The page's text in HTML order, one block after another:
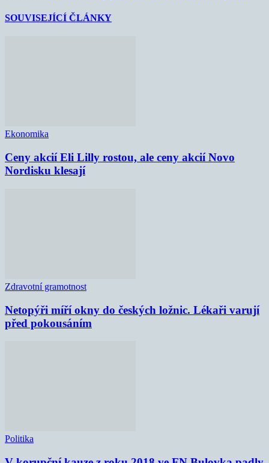
SOUVISEJÍCÍ ČLÁNKY
Ekonomika
Ceny akcií Eli Lilly rostou, ale ceny akcií Novo
Nordisku klesají
Zdravotní gramotnost
Netopýři míří okny do českých ložnic. Lékaři varují
před pokousáním
Politika